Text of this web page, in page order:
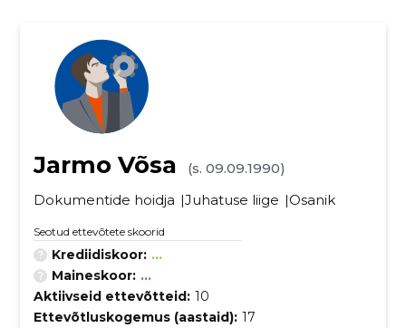
Jarmo Võsa
(s. 09.09.1990)
Dokumentide hoidja
Juhatuse liige Osanik
Seotud ettevõtete skoorid
Krediidiskoor: ...
Maineskoor: ...
Aktiivseid ettevõtteid: 10
Ettevõtluskogemus (aastaid): 17